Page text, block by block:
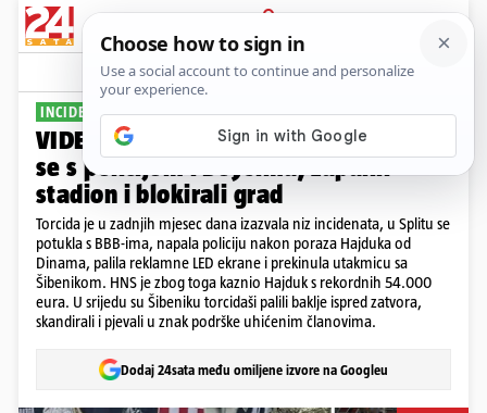
PRIJAVA
Sport Komentari
INCIDENTI SE NIŽU
VIDEO Mjesec divljanja Torcide. Tukli
se s policijom i Boysima, zapalili
stadion i blokirali grad
Torcida je u zadnjih mjesec dana izazvala niz incidenata, u Splitu se
potukla s BBB-ima, napala policiju nakon poraza Hajduka od
Dinama, palila reklamne LED ekrane i prekinula utakmicu sa
Šibenikom. HNS je zbog toga kaznio Hajduk s rekordnih 54.000
eura. U srijedu su Šibeniku torcidaši palili baklje ispred zatvora,
skandirali i pjevali u znak podrške uhićenim članovima.
Dodaj 24sata među omiljene izvore na Googleu